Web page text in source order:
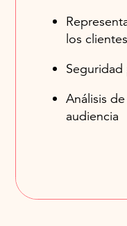
los clientes
Seguridad
Análisis
audiencia